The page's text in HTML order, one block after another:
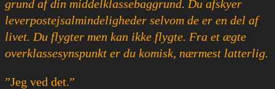
grund af din middelklassebaggrund. Du afskyer
leverpostejsalmindeligheder selvom de er en del af
livet. Du flygter men kan ikke flygte. Fra et ægte
overklassesynspunkt er du komisk, nærmest latterlig.
”Jeg ved det.”